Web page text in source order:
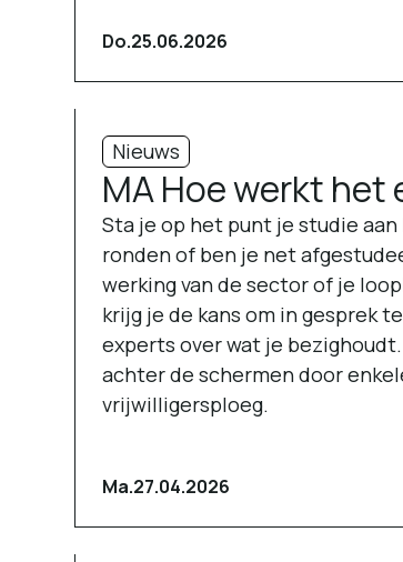
Do.25.06.2026
Nieuws
MA Hoe werkt het
Sta je op het punt je studie
ronden of ben je net
werking van de sector of je
krijg je de kans om in gesprek
experts over wat je
achter de schermen door
vrijwilligersploeg.
Ma.27.04.2026